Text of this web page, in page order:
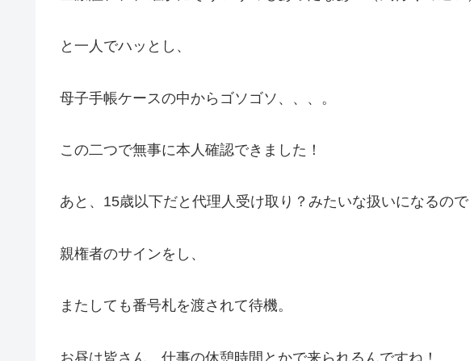
と一人でハッとし、
母子手帳ケースの中からゴソゴソ、、、。
この二つで無事に本人確認できました！
あと、15歳以下だと代理人受け取り？みたいな扱いになるので
親権者のサインをし、
またしても番号札を渡されて待機。
お昼は皆さん、仕事の休憩時間とかで来られるんですね！